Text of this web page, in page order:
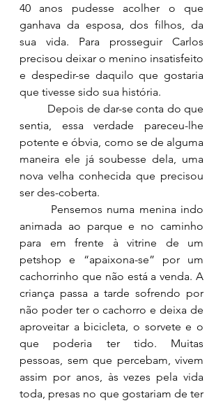
40 anos pudesse acolher o que
ganhava da esposa, dos filhos, da
sua vida. Para prosseguir Carlos
precisou deixar o menino insatisfeito
e despedir-se daquilo que gostaria
que tivesse sido sua história.
sentia, essa verdade pareceu-lhe
potente e óbvia, como se de alguma
maneira ele já soubesse dela, uma
nova velha conhecida que precisou
ser des-coberta.
Pensemos numa menina indo
animada ao parque e no caminho
para em frente à vitrine de um
petshop e “apaixona-se” por um
cachorrinho que não está a venda. A
criança passa a tarde sofrendo por
não poder ter o cachorro e deixa de
aproveitar a bicicleta, o sorvete e o
que poderia ter tido. Muitas
pessoas, sem que percebam, vivem
assim por anos, às vezes pela vida
toda, presas no que gostariam de ter